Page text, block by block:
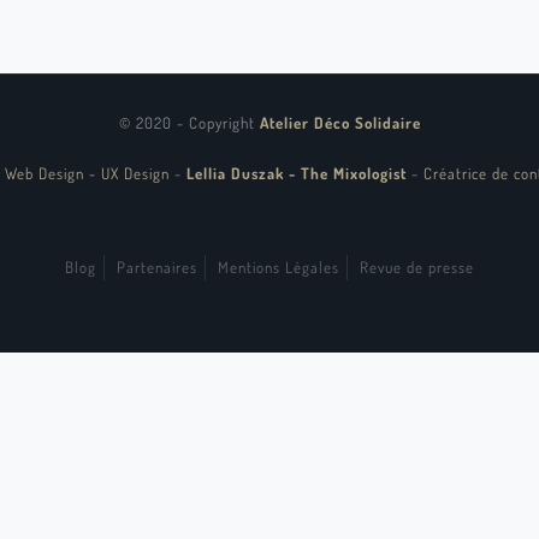
© 2020 - Copyright Atelier Déco Solidaire
Design - UX Design - Lellia Duszak - The Mixologist - Créatrice de
Blog Partenaires Mentions Légales Revue de presse